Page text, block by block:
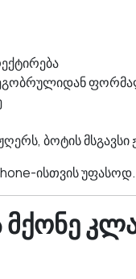
ბოტის
ისთვის უფასოდ.
მქონე